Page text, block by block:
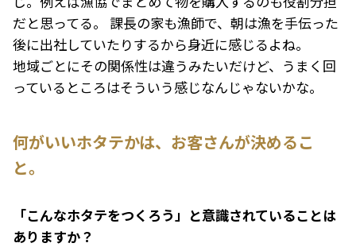
だと思ってる。 課長の家も漁師で、朝は漁を手伝った
後に出社していたりするから身近に感じるよね。
地域ごとにその関係性は違うみたいだけど、うまく回
っているところはそういう感じなんじゃないかな。
何がいいホタテかは、お客さんが決めるこ
と。
――「こんなホタテをつくろう」と意識されていることは
ありますか？